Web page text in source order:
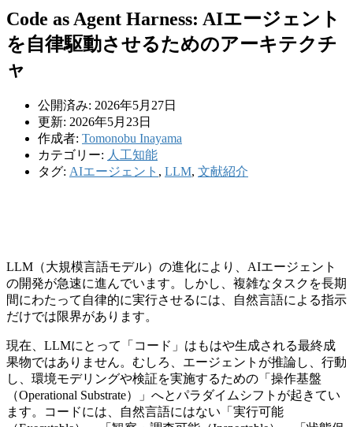
Code as Agent Harness: AIエージェント
を自律駆動させるためのアーキテクチ
ャ
公開済み: 2026年5月27日
更新: 2026年5月23日
作成者: Tomonobu Inayama
カテゴリー: 人工知能
タグ: AIエージェント , LLM, 文献紹介
LLM（大規模言語モデル）の進化により、AIエージェント
の開発が急速に進んでいます。しかし、複雑なタスクを長期
間にわたって自律的に実行させるには、自然言語による指示
だけでは限界があります。
現在、LLMにとって「コード」はもはや生成される最終成
果物ではありません。むしろ、エージェントが推論し、行動
し、環境モデリングや検証を実施するための「操作基盤
（Operational Substrate）」へとパラダイムシフトが起きてい
ます。コードには、自然言語にはない「実行可能